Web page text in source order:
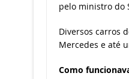
pelo ministro do
Diversos carros
Mercedes e até
Como